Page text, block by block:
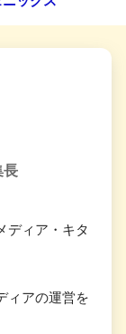
長
ディア・キタ
ィアの運営を